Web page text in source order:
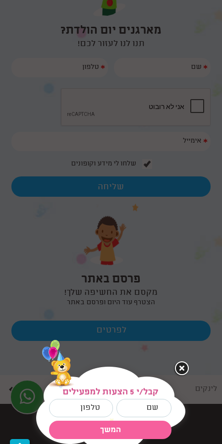
מרותקים שעתיים שלמות. פוף הקוסם היה מצחיק, סוחף ומאוד מקצועי.
תודה רבה לכם על כל הדגשים והעזרה בארגון יום ההולדת. אנחנו נמליץ
גם מצחיק וגם יש את הקסם של הריחוף שהילדים ממש היו בשוק ממנו
😄 זה לא היה מה שהם רגילים אליו... היה פשוט מושלם! ממליצה בחום
מארגנים יום הולדת?
תנו לנו לעזור לכם!
*
*
*
שלחו לי מידע וקופונים
פרסם באתר
מקסם את החשיפה שלך!
הצטרף עוד היום ופרסם באתר
לפרטים
לינקים
בניית אתרים dooble
כל הזכויות שמורות למסיבו.נט
קבל/י 5 הצעות למפעילים
המשך